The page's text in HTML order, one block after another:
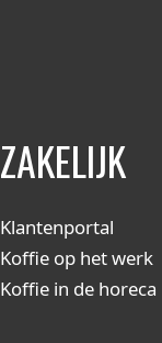
ZAKELIJK
Klantenportal
Koffie op het werk
Koffie in de horeca